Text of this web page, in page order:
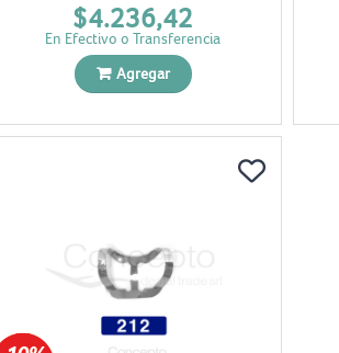
En Efectivo o Transferencia
$4.236,42
Agregar